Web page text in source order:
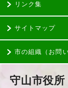
リンク集
サイトマップ
市の組織（お問
守山市役所